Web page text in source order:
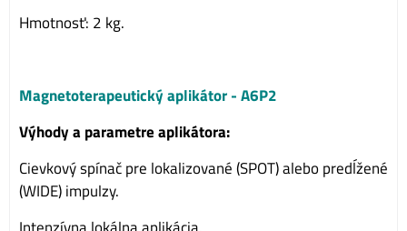
Hmotnosť: 2 kg.
Magnetoterapeutický aplikátor - A6P2
Výhody a parametre aplikátora:
Cievkový spínač pre lokalizované (SPOT) alebo predĺžené
(WIDE) impulzy.